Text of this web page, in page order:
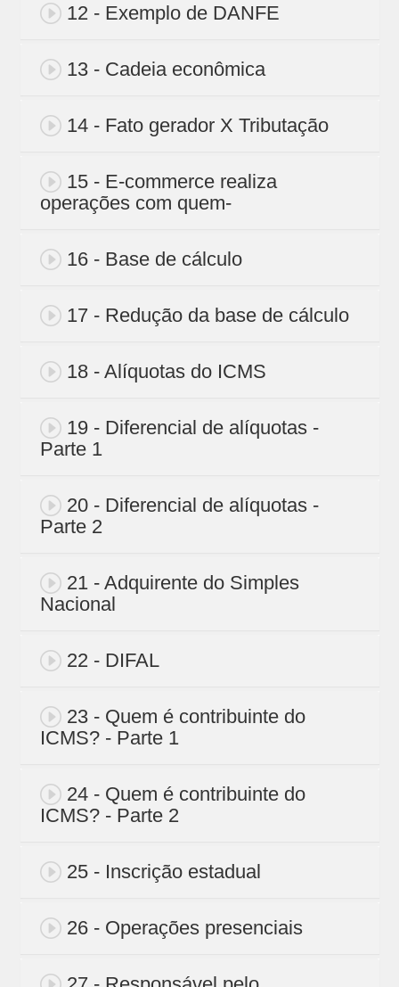
12 - Exemplo de DANFE
13 - Cadeia econômica
14 - Fato gerador X Tributação
15 - E-commerce realiza
operações com quem-
16 - Base de cálculo
17 - Redução da base de cálculo
18 - Alíquotas do ICMS
19 - Diferencial de alíquotas -
Parte 1
20 - Diferencial de alíquotas -
Parte 2
21 - Adquirente do Simples
Nacional
22 - DIFAL
23 - Quem é contribuinte do
ICMS? - Parte 1
24 - Quem é contribuinte do
ICMS? - Parte 2
25 - Inscrição estadual
26 - Operações presenciais